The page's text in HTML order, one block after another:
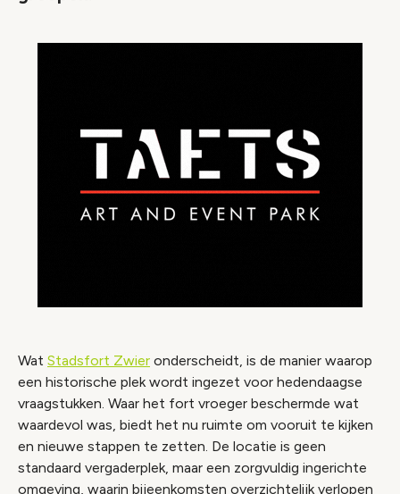
Wat Stadsfort Zwier onderscheidt, is de manier waarop
een historische plek wordt ingezet voor hedendaagse
vraagstukken. Waar het fort vroeger beschermde wat
waardevol was, biedt het nu ruimte om vooruit te kijken
en nieuwe stappen te zetten. De locatie is geen
standaard vergaderplek, maar een zorgvuldig ingerichte
omgeving, waarin bijeenkomsten overzichtelijk verlopen